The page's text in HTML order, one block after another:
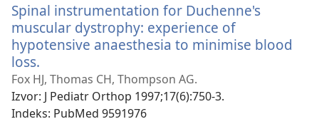
prozor)
Spinal instrumentation for Duchenne's
muscular dystrophy: experience of
hypotensive anaesthesia to minimise blood
loss.
se
novi
prozor)
Fox HJ, Thomas CH, Thompson AG.
Izvor‎: J Pediatr Orthop 1997;17(6):750-3.
Indeks‎: PubMed 9591976